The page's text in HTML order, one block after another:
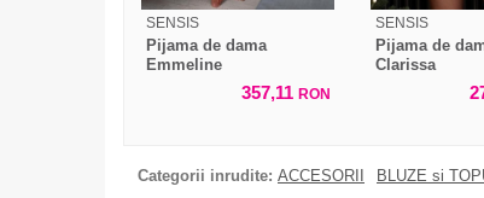
SENSIS
Pijama de dama
Emmeline
357,11 RON
SENSIS
Pijama de
Clarissa
Categorii inrudite: ACCESORII BLUZE si